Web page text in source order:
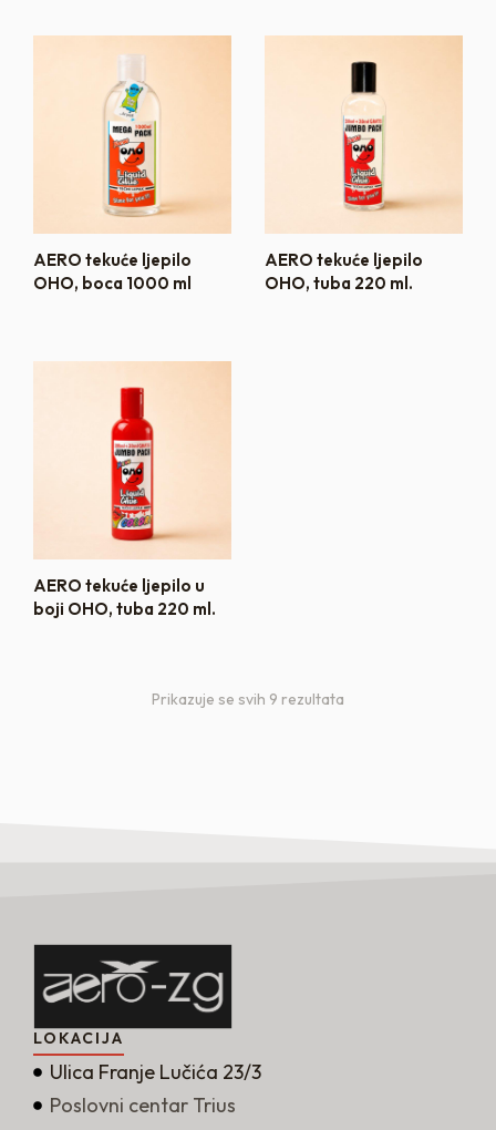
AERO tekuće ljepilo
OHO, boca 1000 ml
AERO tekuće ljepilo
OHO, tuba 220 ml.
AERO tekuće ljepilo u
boji OHO, tuba 220 ml.
Prikazuje se svih 9 rezultata
LOKACIJA
Ulica Franje Lučića 23/3
Poslovni centar Trius